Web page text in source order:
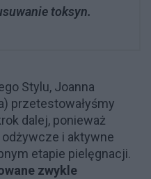
toksyn.
Stylu, Joanna
przetestowałyśmy
dalej, ponieważ
i aktywne
etapie pielęgnacji.
zwykle